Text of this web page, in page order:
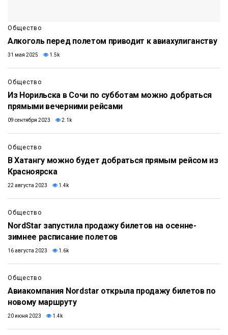
Общество
Алкоголь перед полетом приводит к авиахулиганству
31 мая 2025 1.5k
Общество
Из Норильска в Сочи по субботам можно добраться
прямыми вечерними рейсами
09 сентября 2023 2.1k
Общество
В Хатангу можно будет добраться прямым рейсом из
Красноярска
22 августа 2023 1.4k
Общество
NordStar запустила продажу билетов на осенне-
зимнее расписание полетов
16 августа 2023 1.6k
Общество
Авиакомпания Nordstar открыла продажу билетов по
новому маршруту
20 июня 2023 1.4k